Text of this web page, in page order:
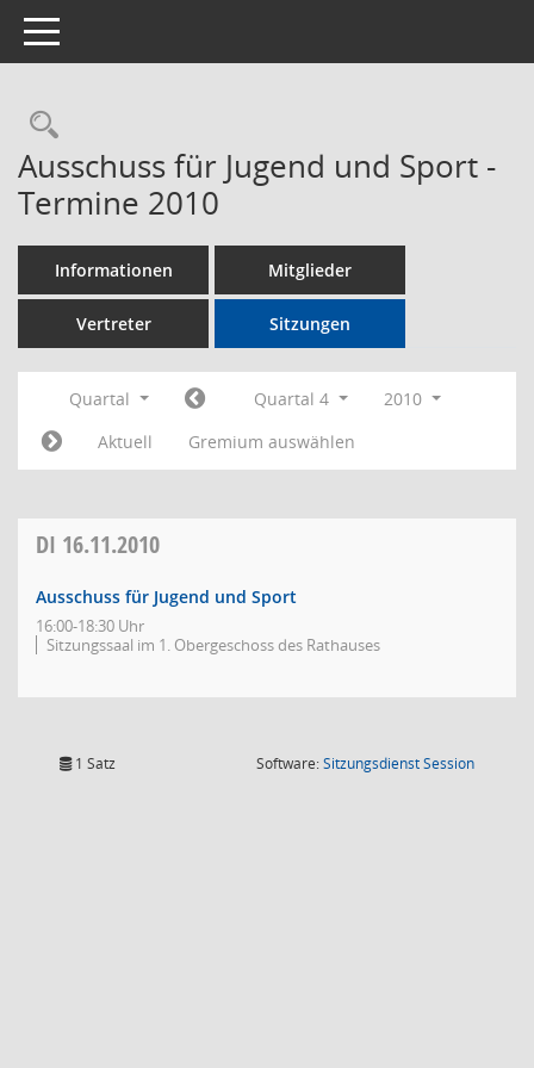
Toggle navigation
Rechercheauswahl
Ausschuss für Jugend und Sport -
Termine 2010
Informationen Mitglieder
Vertreter Sitzungen
Quartal Quartal 4
2010
Aktuell
Gremium auswählen
DI 16.11.2010
Ausschuss für Jugend und Sport
16:00-18:30 Uhr
Sitzungssaal im 1. Obergeschoss des Rathauses
1 Satz Software:SitzungsdienstSession(Wird in